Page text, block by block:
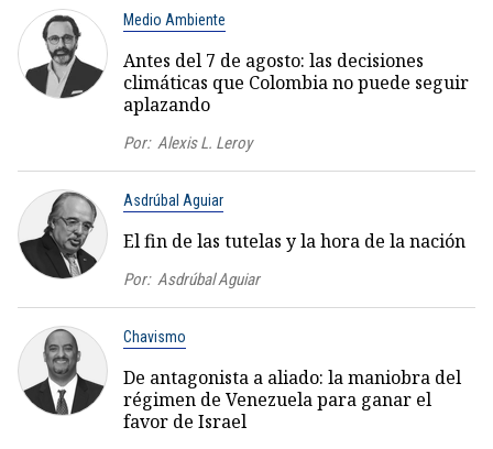
Medio Ambiente
Antes del 7 de agosto: las decisiones
climáticas que Colombia no puede seguir
aplazando
Por: Alexis L. Leroy
Asdrúbal Aguiar
El fin de las tutelas y la hora de la nación
Por: Asdrúbal Aguiar
Chavismo
De antagonista a aliado: la maniobra del
régimen de Venezuela para ganar el
favor de Israel